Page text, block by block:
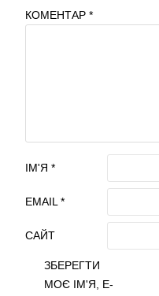
КОМЕНТАР *
ІМ'Я *
EMAIL *
САЙТ
ЗБЕРЕГТИ
МОЄ ІМ'Я, E-